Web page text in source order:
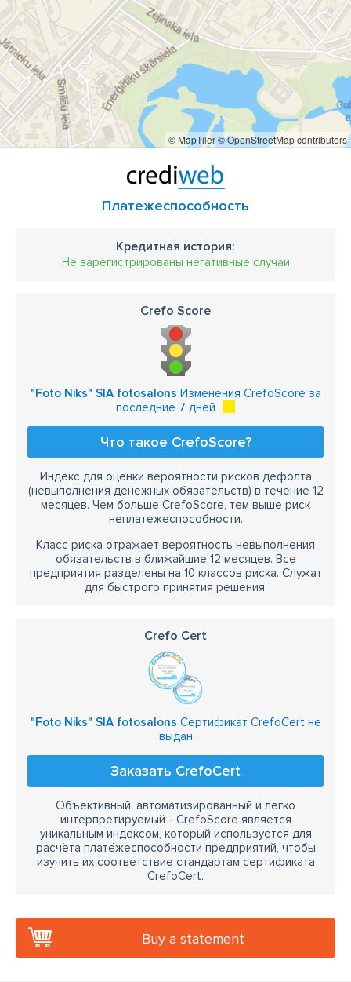
Литва, Эстония (Омнива) — от 8 евро
Наш опыт на рынке производства фотокерамики — более
20 лет!
© MapTiler© OpenStreetMap contributors
Платежеспособность
Кредитная история:
Не зарегистрированы негативные случаи
Crefo Score
"Foto Niks" SIA fotosalons Изменения CrefoScore за
последние 7 дней
Что такое CrefoScore?
Индекс для оценки вероятности рисков дефолта
(невыполнения денежных обязательств) в течение 12
месяцев. Чем больше CrefoScore, тем выше риск
неплатежеспособности.
Класс риска отражает вероятность невыполнения
обязательств в ближайшие 12 месяцев. Все
предприятия разделены на 10 классов риска. Служат
для быстрого принятия решения.
Crefo Cert
"Foto Niks" SIA fotosalons Сертификат CrefoCert не
выдан
Заказать CrefoCert
Объективный, автоматизированный и легко
интерпретируемый - CrefoScore является
уникальным индексом, который используется для
расчёта платёжеспособности предприятий, чтобы
изучить их соответствие стандартам сертификата
CrefoCert.
Buy a statement